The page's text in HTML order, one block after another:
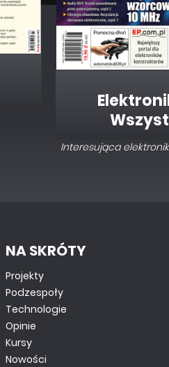
TUTORIALE
Obsługa wyświetlacza ze
STM32: urządzenie USB-
pomocą CubeMX
Interesująca
NA SKRÓTY
Projekty
Podzespoły
Technologie
Opinie
Kursy
Nowości